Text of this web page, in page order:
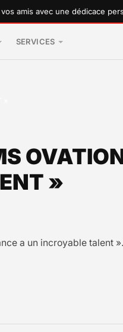
avec une dédicace
SERVICES
»
a un incroyable talent